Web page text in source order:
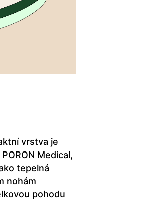
vrstva je
Medical,
tepelná
nohám
pohodu